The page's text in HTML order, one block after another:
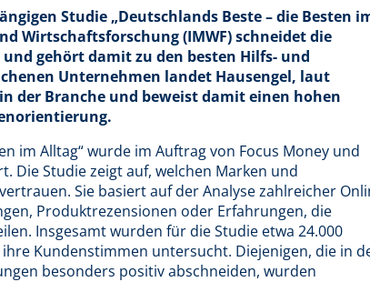
Studie „Deutschlands Beste – die Besten
Wirtschaftsforschung (IMWF) schneidet die
gehört damit zu den besten Hilfs- und
Unternehmen landet Hausengel, laut
der Branche und beweist damit einen hohen
im Alltag“ wurde im Auftrag von Focus Money und
Die Studie zeigt auf, welchen Marken und
Sie basiert auf der Analyse zahlreicher
Produktrezensionen oder Erfahrungen, die
Insgesamt wurden für die Studie etwa 24.000
Kundenstimmen untersucht. Diejenigen, die in
besonders positiv abschneiden, wurden